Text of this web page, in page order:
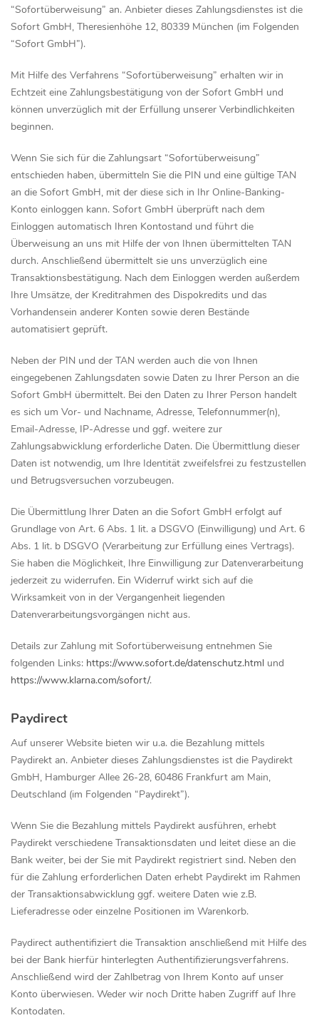
“Sofortüberweisung” an. Anbieter dieses Zahlungsdienstes ist die
Sofort GmbH, Theresienhöhe 12, 80339 München (im Folgenden
“Sofort GmbH”).
Mit Hilfe des Verfahrens “Sofortüberweisung” erhalten wir in
Echtzeit eine Zahlungsbestätigung von der Sofort GmbH und
können unverzüglich mit der Erfüllung unserer Verbindlichkeiten
beginnen.
Wenn Sie sich für die Zahlungsart “Sofortüberweisung”
entschieden haben, übermitteln Sie die PIN und eine gültige TAN
an die Sofort GmbH, mit der diese sich in Ihr Online-Banking-
Konto einloggen kann. Sofort GmbH überprüft nach dem
Einloggen automatisch Ihren Kontostand und führt die
Überweisung an uns mit Hilfe der von Ihnen übermittelten TAN
durch. Anschließend übermittelt sie uns unverzüglich eine
Transaktionsbestätigung. Nach dem Einloggen werden außerdem
Ihre Umsätze, der Kreditrahmen des Dispokredits und das
Vorhandensein anderer Konten sowie deren Bestände
automatisiert geprüft.
Neben der PIN und der TAN werden auch die von Ihnen
eingegebenen Zahlungsdaten sowie Daten zu Ihrer Person an die
Sofort GmbH übermittelt. Bei den Daten zu Ihrer Person handelt
es sich um Vor- und Nachname, Adresse, Telefonnummer(n),
Email-Adresse, IP-Adresse und ggf. weitere zur
Zahlungsabwicklung erforderliche Daten. Die Übermittlung dieser
Daten ist notwendig, um Ihre Identität zweifelsfrei zu festzustellen
und Betrugsversuchen vorzubeugen.
Die Übermittlung Ihrer Daten an die Sofort GmbH erfolgt auf
Grundlage von Art. 6 Abs. 1 lit. a DSGVO (Einwilligung) und Art. 6
Abs. 1 lit. b DSGVO (Verarbeitung zur Erfüllung eines Vertrags).
Sie haben die Möglichkeit, Ihre Einwilligung zur Datenverarbeitung
jederzeit zu widerrufen. Ein Widerruf wirkt sich auf die
Wirksamkeit von in der Vergangenheit liegenden
Datenverarbeitungsvorgängen nicht aus.
Details zur Zahlung mit Sofortüberweisung entnehmen Sie
folgenden Links: https://www.sofort.de/datenschutz.html und
https://www.klarna.com/sofort/.
Paydirect
Auf unserer Website bieten wir u.a. die Bezahlung mittels
Paydirekt an. Anbieter dieses Zahlungsdienstes ist die Paydirekt
GmbH, Hamburger Allee 26-28, 60486 Frankfurt am Main,
Deutschland (im Folgenden “Paydirekt”).
Wenn Sie die Bezahlung mittels Paydirekt ausführen, erhebt
Paydirekt verschiedene Transaktionsdaten und leitet diese an die
Bank weiter, bei der Sie mit Paydirekt registriert sind. Neben den
für die Zahlung erforderlichen Daten erhebt Paydirekt im Rahmen
der Transaktionsabwicklung ggf. weitere Daten wie z.B.
Lieferadresse oder einzelne Positionen im Warenkorb.
Paydirect authentifiziert die Transaktion anschließend mit Hilfe des
bei der Bank hierfür hinterlegten Authentifizierungsverfahrens.
Anschließend wird der Zahlbetrag von Ihrem Konto auf unser
Konto überwiesen. Weder wir noch Dritte haben Zugriff auf Ihre
Kontodaten.